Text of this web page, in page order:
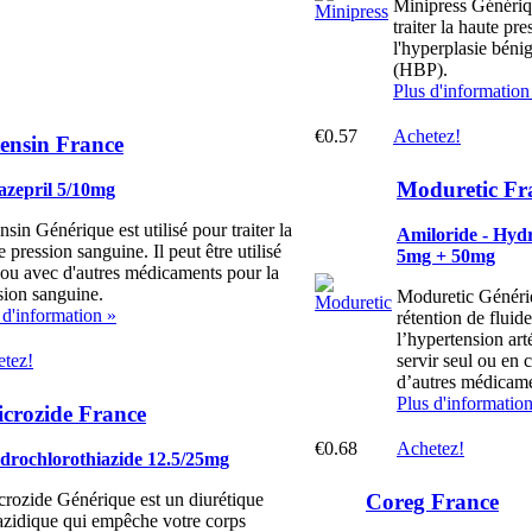
France
5/10mg
Générique est utilisé pour traiter la
pression sanguine. Il peut être utilisé
avec d'autres médicaments pour la
sanguine.
»
France
12.5/25mg
Générique est un diurétique
qui empêche votre corps
Minipress
traiter la haute
l'hyperplasie
(HBP).
Plus
€0.57 Achetez!
Moduretic
Amiloride -
5mg + 50mg
Moduretic
rétention de
l’hypertension
servir seul ou en
d’autres
Plus
€0.68 Achetez!
Coreg France